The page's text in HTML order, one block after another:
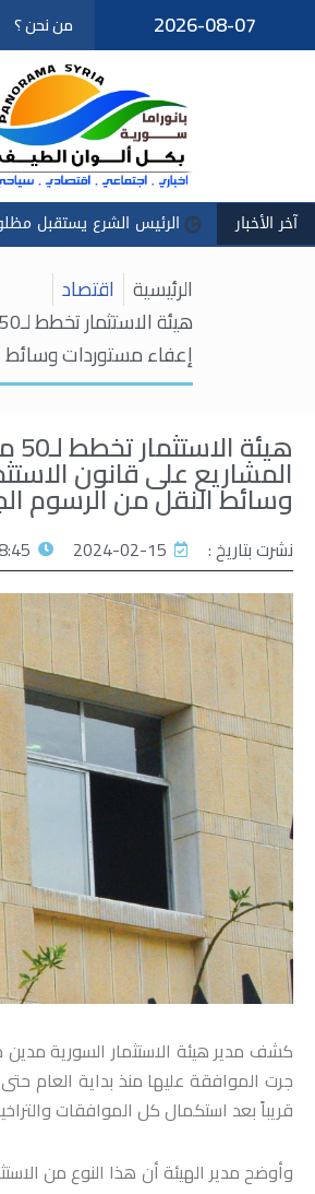
تخطى
2026-08-07 من نحن ؟
آخر الأخبار
الرئيس الشرع يستقبل مظلوم عبدي في
الرئيسية اقتصاد
إعفاء مستوردات وسائط
المشاريع على قانون
وسائط النقل من الرسوم
نشرت بتاريخ : 2024-02-15
8:45
كشف مدير هيئة الاستثمار السورية
جرت الموافقة عليها منذ بداية العام
قريباً بعد استكمال كل الموافقات